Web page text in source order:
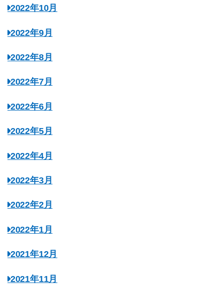
2022年10月
2022年9月
2022年8月
2022年7月
2022年6月
2022年5月
2022年4月
2022年3月
2022年2月
2022年1月
2021年12月
2021年11月